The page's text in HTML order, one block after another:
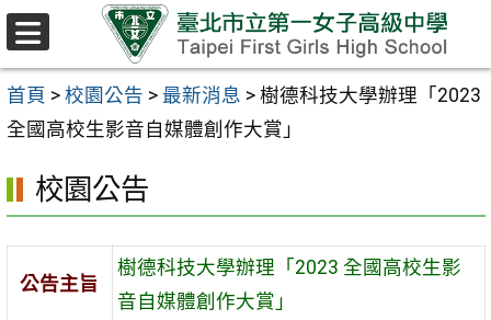
跳至主要內容區
首頁 > 校園公告 > 最新消息 > 樹德科技大學辦理「2023
全國高校生影音自媒體創作大賞」
校園公告
公告主旨
樹德科技大學辦理「2023 全國高校生影
音自媒體創作大賞」
選
單